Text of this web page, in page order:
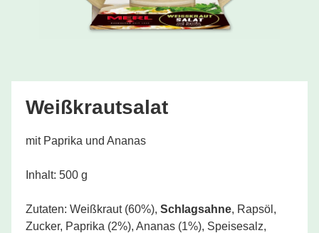
Weißkrautsalat
mit Paprika und Ananas
Inhalt: 500 g
Zutaten: Weißkraut (60%), Schlagsahne, Rapsöl,
Zucker, Paprika (2%), Ananas (1%), Speisesalz,